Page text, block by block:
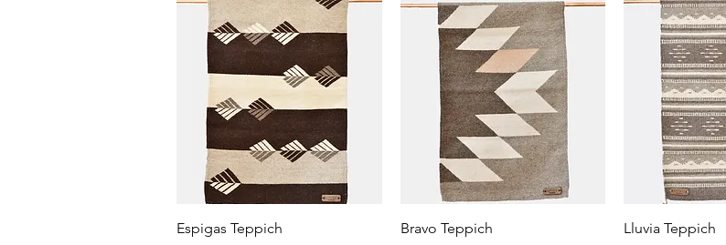
Schnellansicht
Espigas Teppich
Schnellansicht
Bravo Teppich
Lluvia Teppich